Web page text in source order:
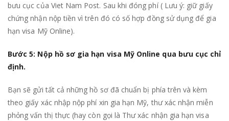
bưu cục của Viet Nam Post. Sau khi đóng phí ( Lưu ý: giữ giấy
chứng nhận nộp tiền vì trên đó có số hợp đồng sử dụng để gia
hạn visa Mỹ Online).
Bước 5: Nộp hồ sơ gia hạn visa Mỹ Online qua bưu cục chỉ
định.
Bạn sẽ gửi tất cả những hồ sơ đã chuẩn bị phía trên và kèm
theo giấy xác nhập nộp phí xin gia hạn Mỹ, thư xác nhận miễn
phỏng vấn thị thực (hay còn gọi là Thư xác nhận gia hạn visa